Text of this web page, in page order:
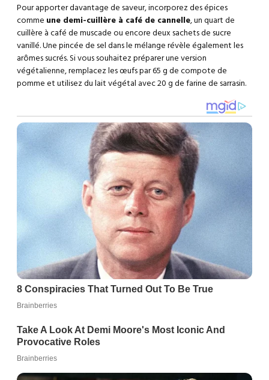
Pour apporter davantage de saveur, incorporez des épices
comme une demi-cuillère à café de cannelle, un quart de
cuillère à café de muscade ou encore deux sachets de sucre
vanillé. Une pincée de sel dans le mélange révèle également les
arômes sucrés. Si vous souhaitez préparer une version
végétalienne, remplacez les œufs par 65 g de compote de
pomme et utilisez du lait végétal avec 20 g de farine de sarrasin.